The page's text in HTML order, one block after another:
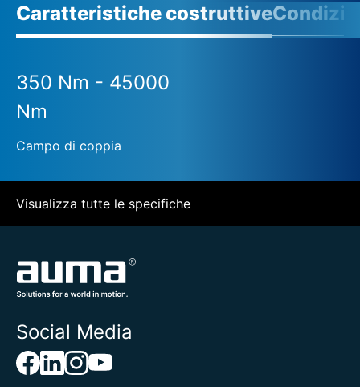
Caratteristiche costruttive
350 Nm - 45000
Nm
Campo di coppia
Visualizza tutte le specifiche
Social Media